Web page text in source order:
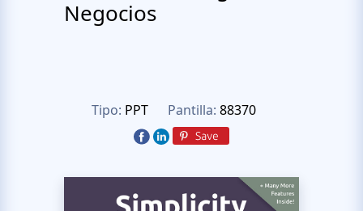
Negocios
Tipo: PPT Pantilla: 88370